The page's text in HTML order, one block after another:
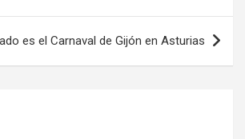
es el Carnaval de Gijón en Asturias